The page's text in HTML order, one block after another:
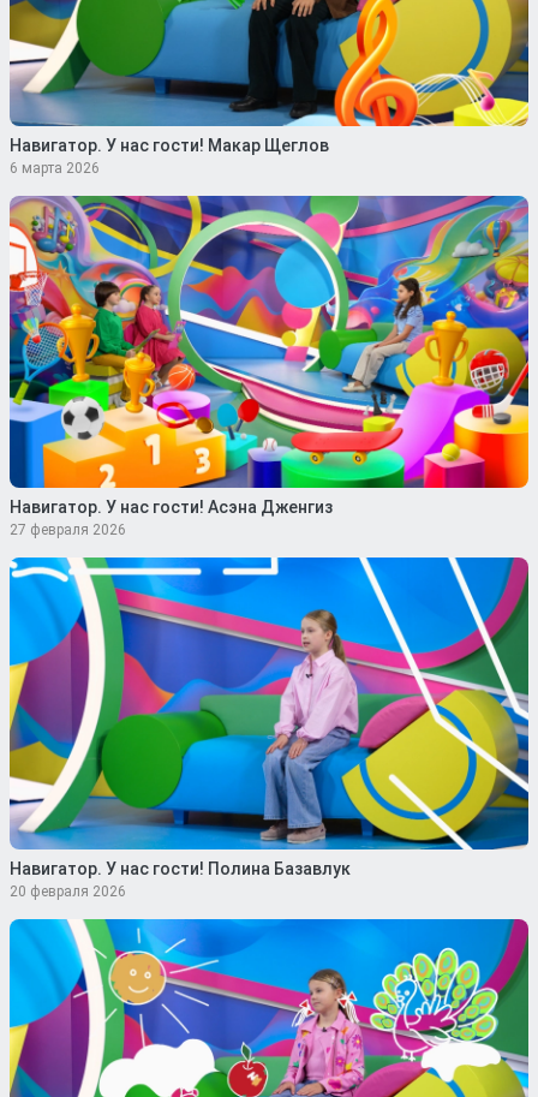
Навигатор. У нас гости! Макар Щеглов
6 марта 2026
Навигатор. У нас гости! Асэна Дженгиз
27 февраля 2026
Навигатор. У нас гости! Полина Базавлук
20 февраля 2026